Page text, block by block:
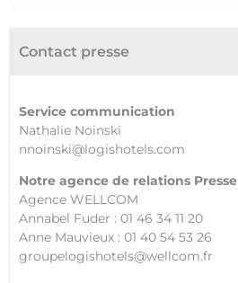
Contact presse
Service communication
Nathalie Noinski
nnoinski@logishotels.com
Notre agence de relations Presse
Agence WELLCOM
Annabel Fuder : 01 46 34 11 20
Anne Mauvieux : 01 40 54 53 26
groupelogishotels@wellcom.fr